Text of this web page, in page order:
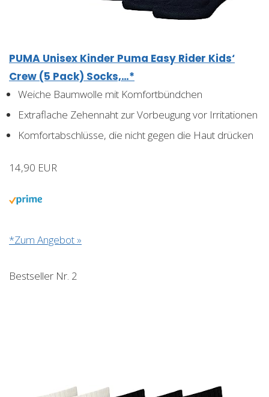
PUMA Unisex Kinder Puma Easy Rider Kids‘
Crew (5 Pack) Socks,…*
Weiche Baumwolle mit Komfortbündchen
Extraflache Zehennaht zur Vorbeugung vor Irritationen
Komfortabschlüsse, die nicht gegen die Haut drücken
14,90 EUR
*Zum Angebot »
Bestseller Nr. 2